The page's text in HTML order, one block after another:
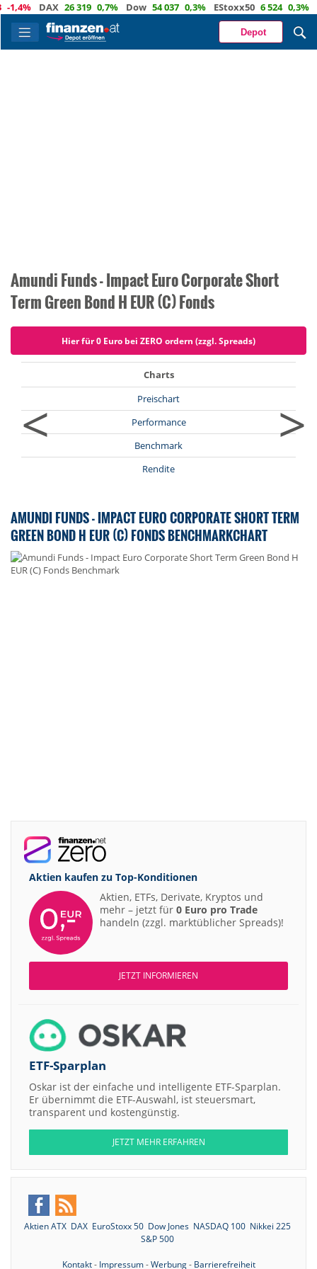
1,4% DAX 26 319 0,7% Dow 54 037 0,3% EStoxx50 6 524 0,3%
Depot
Amundi Funds - Impact Euro Corporate Short
Term Green Bond H EUR (C) Fonds
Hier für 0 Euro bei ZERO ordern (zzgl. Spreads)
<
Charts
Preischart
Performance
Benchmark
Rendite
>
AMUNDI FUNDS - IMPACT EURO CORPORATE SHORT TERM
GREEN BOND H EUR (C) FONDS BENCHMARKCHART
Aktien kaufen zu Top-Konditionen
Aktien, ETFs, Derivate, Kryptos und
mehr – jetzt für 0 Euro pro Trade
handeln (zzgl. marktüblicher Spreads)!
JETZT INFORMIEREN
ETF-Sparplan
Oskar ist der einfache und intelligente ETF-Sparplan.
Er übernimmt die ETF-Auswahl, ist steuersmart,
transparent und kostengünstig.
JETZT MEHR ERFAHREN
Aktien ATX DAX EuroStoxx 50 Dow Jones NASDAQ 100 Nikkei 225
S&P 500
Kontakt- Impressum-Werbung- Barrierefreiheit